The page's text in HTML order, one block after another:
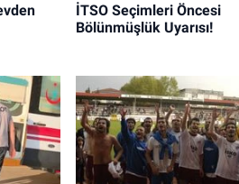
İTSO Seçimleri Öncesi
Bölünmüşlük Uyarısı!